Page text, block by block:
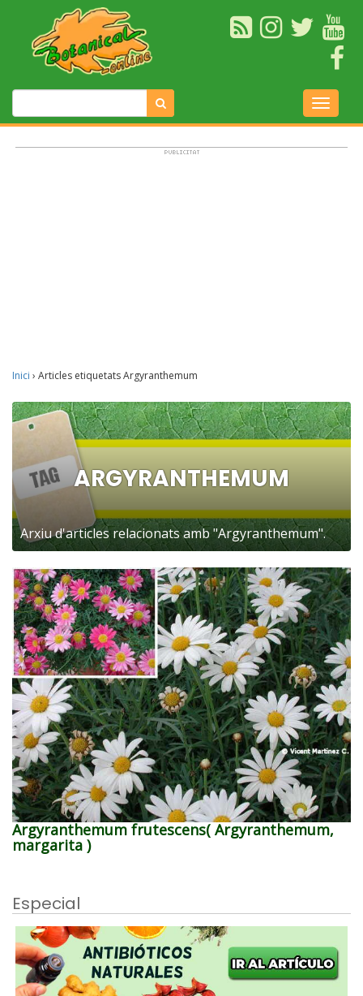
Inici › Articles etiquetats Argyranthemum
ARGYRANTHEMUM
Arxiu d'articles relacionats amb "Argyranthemum".
Argyranthemum frutescens( Argyranthemum,
margarita )
Especial